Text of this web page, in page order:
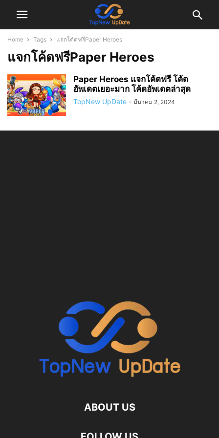
Home Tags แจกโค้ดฟรีPaper Heroes
แจกโค้ดฟรีPaper Heroes
Paper Heroes แจกโค้ดฟรี โค้ด
อัพเดตเยอะมาก โค้ดอัพเดตล่าสุด
TopNew UpDate - มีนาคม 2, 2024
ABOUT US